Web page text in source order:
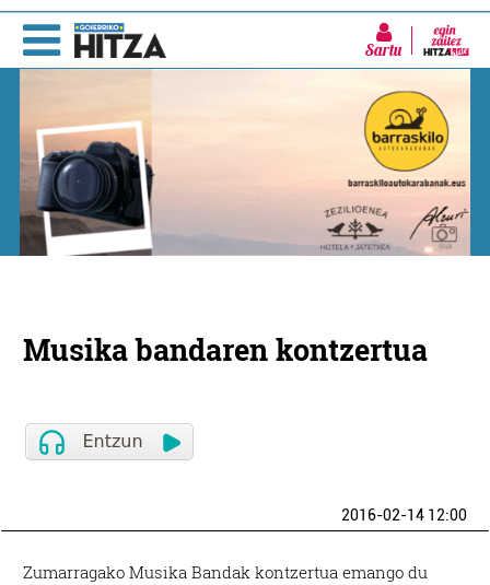
Sartu
Musika bandaren kontzertua
2016-02-14 12:00
Zumarragako Musika Bandak kontzertua emango du